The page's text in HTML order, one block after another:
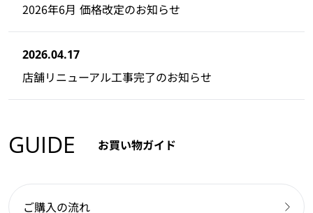
2026年6月 価格改定のお知らせ
2026.04.17
店舗リニューアル工事完了のお知らせ
GUIDE お買い物ガイド
ご購入の流れ